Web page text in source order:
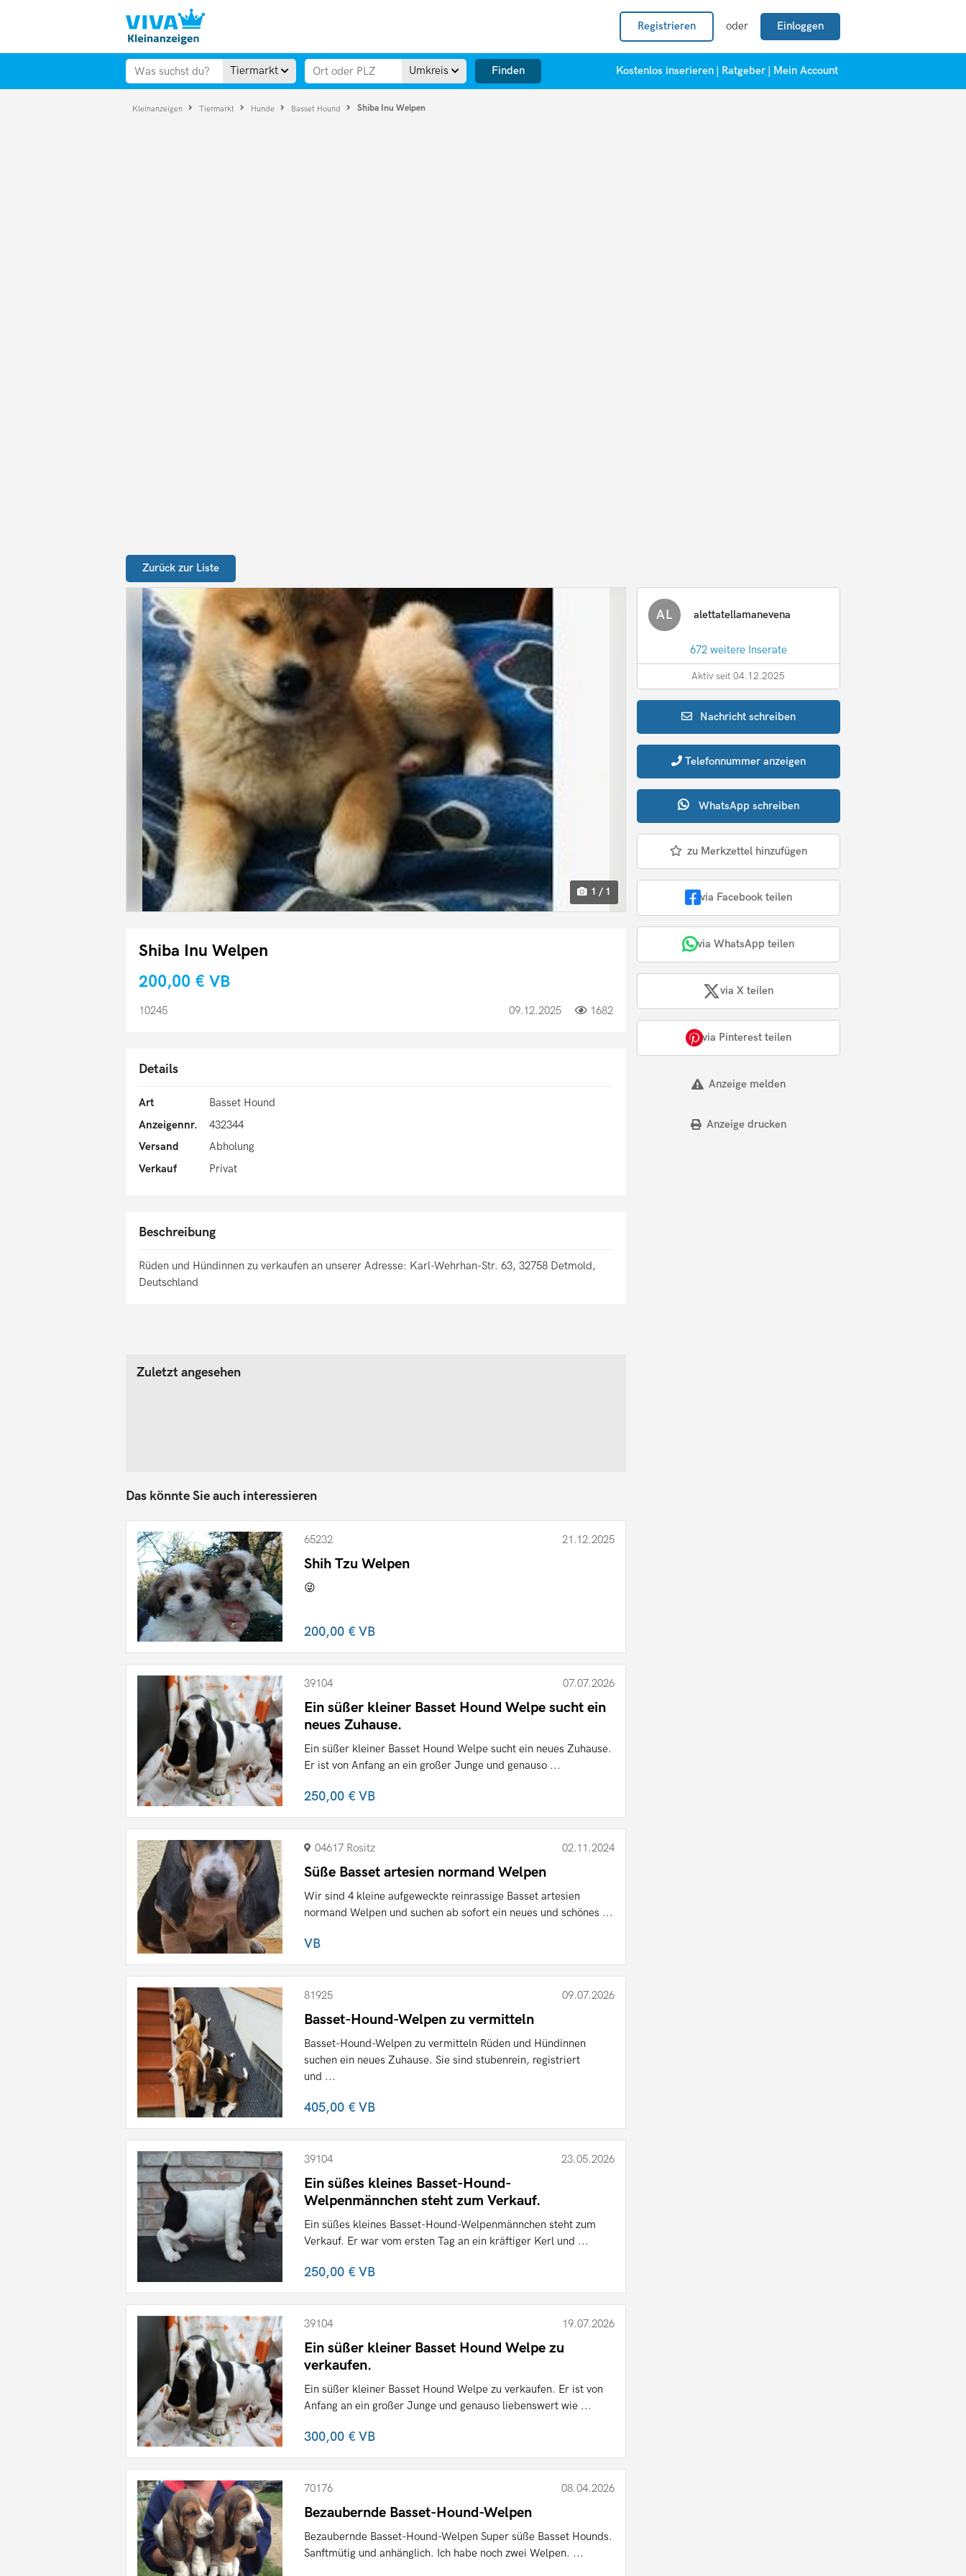
Registrieren oder Einloggen
Tiermarkt Umkreis Finden Kostenlos inserieren Ratgeber Mein Account
Kleinanzeigen Tiermarkt Hunde Basset Hound Shiba Inu Welpen
Zurück zur Liste
1 / 1
Shiba Inu Welpen
200,00 € VB
10245 09.12.2025 1682
Details
Art
Basset Hound
Anzeigennr.
432344
Versand
Abholung
Verkauf
Privat
Beschreibung
Rüden und Hündinnen zu verkaufen an unserer Adresse: Karl-Wehrhan-Str. 63, 32758 Detmold,
Deutschland
AL alettatellamanevena
672 weitere Inserate
Aktiv seit 04.12.2025
Nachrichtschreiben
Telefonnummer anzeigen
WhatsApp schreiben
zu Merkzettel hinzufügen
via Facebook teilen
via WhatsApp teilen
via X teilen
via Pinterest teilen
Anzeige melden
Anzeige drucken
Zuletzt angesehen
Das könnte Sie auch interessieren
65232 21.12.2025
Shih Tzu Welpen
😜
200,00 €VB
39104 07.07.2026
Ein süßer kleiner Basset Hound Welpe sucht ein
neues Zuhause.
Ein süßer kleiner Basset Hound Welpe sucht ein neues Zuhause.
Er ist von Anfang an ein großer Junge und genauso ...
250,00 €VB
04617 Rositz 02.11.2024
Süße Basset artesien normand Welpen
Wir sind 4 kleine aufgeweckte reinrassige Basset artesien
normand Welpen und suchen ab sofort ein neues und schönes ...
VB
81925 09.07.2026
Basset-Hound-Welpen zu vermitteln
Basset-Hound-Welpen zu vermitteln Rüden und Hündinnen
suchen ein neues Zuhause. Sie sind stubenrein, registriert
und ...
405,00 €VB
39104 23.05.2026
Ein süßes kleines Basset-Hound-
Welpenmännchen steht zum Verkauf.
Ein süßes kleines Basset-Hound-Welpenmännchen steht zum
Verkauf. Er war vom ersten Tag an ein kräftiger Kerl und ...
250,00 €VB
39104 19.07.2026
Ein süßer kleiner Basset Hound Welpe zu
verkaufen.
Ein süßer kleiner Basset Hound Welpe zu verkaufen. Er ist von
Anfang an ein großer Junge und genauso liebenswert wie ...
300,00 €VB
70176 08.04.2026
Bezaubernde Basset-Hound-Welpen
Bezaubernde Basset-Hound-Welpen Super süße Basset Hounds.
Sanftmütig und anhänglich. Ich habe noch zwei Welpen. ...